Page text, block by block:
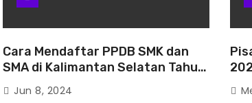
Cara Mendaftar PPDB SMK dan
SMA di Kalimantan Selatan Tahun
Jun 8, 2024